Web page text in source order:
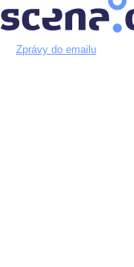
Zprávy do emailu